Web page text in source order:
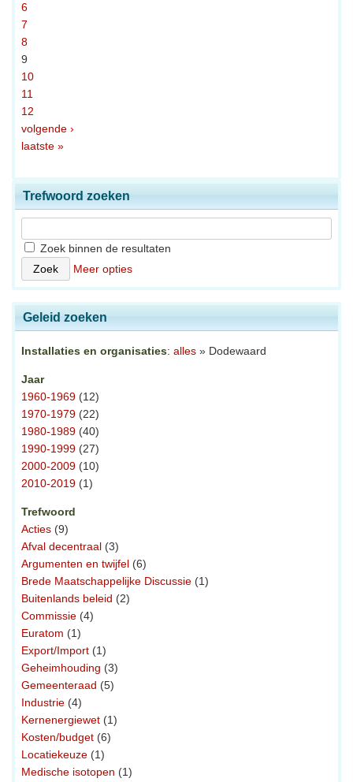
6
7
8
9
10
11
12
volgende ›
laatste »
Trefwoord zoeken
Zoek binnen de resultaten
Meer opties
Geleid zoeken
Installaties en organisaties: alles » Dodewaard
Jaar
1960-1969 (12)
1970-1979 (22)
1980-1989 (40)
1990-1999 (27)
2000-2009 (10)
2010-2019 (1)
Trefwoord
Acties (9)
Afval decentraal (3)
Argumenten en twijfel (6)
Brede Maatschappelijke Discussie (1)
Buitenlands beleid (2)
Commissie (4)
Euratom (1)
Export/Import (1)
Geheimhouding (3)
Gemeenteraad (5)
Industrie (4)
Kernenergiewet (1)
Kosten/budget (6)
Locatiekeuze (1)
Medische isotopen (1)